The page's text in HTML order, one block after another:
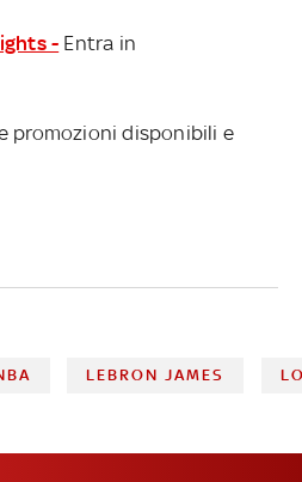
- Entra in
promozioni disponibili e
LEBRON JAMES